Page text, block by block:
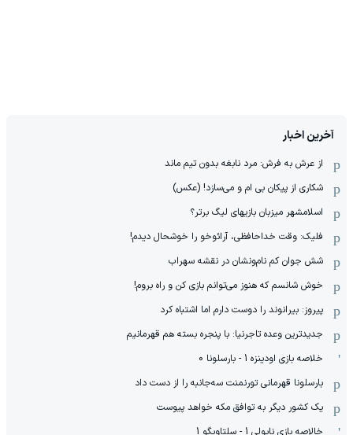
آخرین اخبار
از عرش به فرش: مرد نابغه‌ بدون تیم ماند
شکاری از پیکان بی ام و می‌سازد! (عکس)
اسلامشهر میزبان بازیهای لیگ برتر؟
فلیک: وقت خداحافظی، آرائوخو را خوشحال دیدم!
شش جوان کم نام‌و‌نشان در نقشه سهراب
خوش شانسم که هنوز می‌توانم بازی کن و راه بروم!
پیروز: بیرانوند را دوست دارم اما اشتباه کرد
جدیدترین وعده تاجرنیا: با پنجره بسته هم قهرمانیم
خلاصه بازی اودینزه 1 - بارسلونا 0
بارسلونا قهرمانی تورنمنت سه‌جانبه را از دست داد
یک کشور دیگر به توافق مکه خواهد پیوست
خالاصه بازی ناپولی 1 - سلتاویگو 1